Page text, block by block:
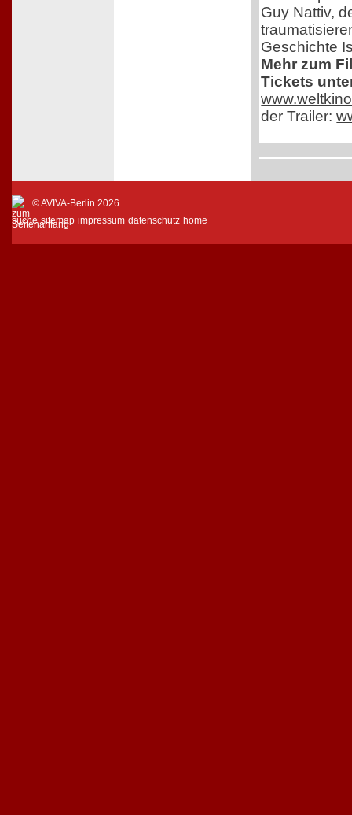
Guy Nattiv,
Geschichte
Mehr zum
Tickets
der Trailer:
© AVIVA-Berlin 2026
suche sitemap impressum datenschutz home